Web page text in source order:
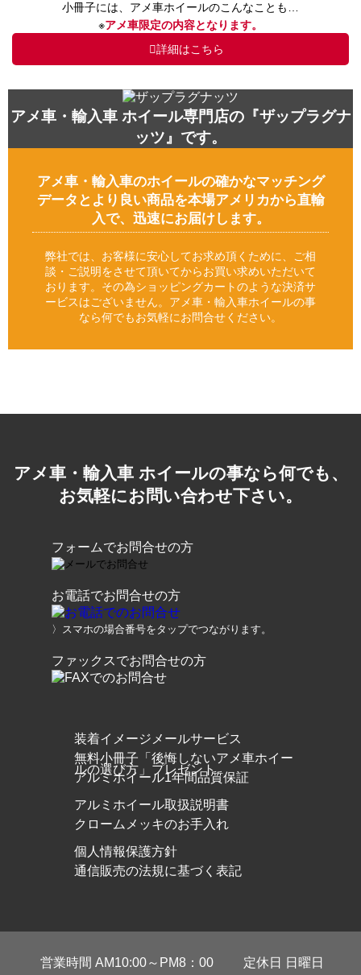
小冊子には、アメ車ホイールのこんなことも…
※アメ車限定の内容となります。
詳細はこちら
アメ車・輸入車 ホイール専門店の『ザップラグナ
ッツ』です。
アメ車・輸入車のホイールの確かなマッチング
データとより良い商品を本場アメリカから直輸
入で、迅速にお届けします。
弊社では、お客様に安心してお求め頂くために、ご相
談・ご説明をさせて頂いてからお買い求めいただいて
おります。その為ショッピングカートのような決済サ
ービスはございません。アメ車・輸入車ホイールの事
なら何でもお気軽にお問合せください。
アメ車・輸入車 ホイールの事なら何でも、
お気軽にお問い合わせ下さい。
フォームでお問合せの方
お電話でお問合せの方
〉スマホの場合番号をタップでつながります。
ファックスでお問合せの方
装着イメージメールサービス
無料小冊子「後悔しないアメ車ホイー
ルの選び方」プレゼント
アルミホイール1年間品質保証
アルミホイール取扱説明書
クロームメッキのお手入れ
個人情報保護方針
通信販売の法規に基づく表記
営業時間 AM10:00～PM8：00 定休日 日曜日